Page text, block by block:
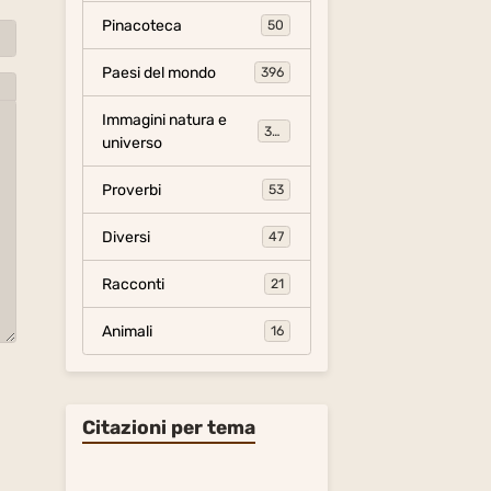
Pinacoteca 50
Paesi del mondo 396
Immagini natura e
universo
306
Proverbi 53
Diversi 47
Racconti 21
Animali 16
Citazioni per tema